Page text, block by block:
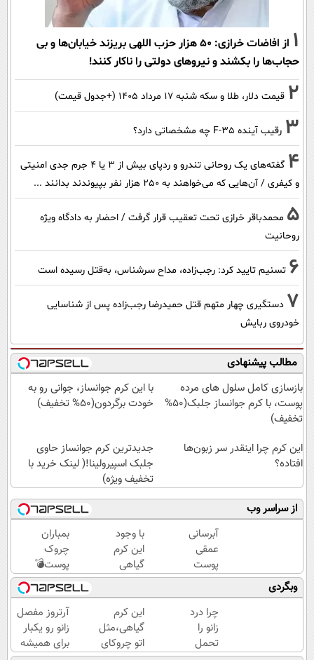
1
از افاضات خرازی: ۵۰ هزار حزب اللهی بریزند خیابان‌ها و بی
حجاب‌ها را بکشند و نیرو‌های دولتی را ناکار کنند!
2 قیمت دلار، طلا و سکه شنبه ۱۷ مرداد ۱۴۰۵ (+جدول قیمت)
3 رقیب آینده F-35 چه مشخصاتی دارد؟
4
گفته‌های یک روحانی تندرو و ردپای بیش از ۳ یا ۴ جرم جدی امنیتی
و کیفری / آن‌هایی که می‌خواهند به ۲۵۰ هزار نفر بپیوندند بدانند ...
5 محمدباقر خرازی تحت تعقیب قرار گرفت / احضار به دادگاه ویژه
روحانیت
6 تسنیم تایید کرد: رجب‌زاده، مداح سرشناس، به‌قتل رسیده است
7 دستگیری چهار متهم قتل حمیدرضا رجب‌زاده پس از شناسایی
خودروی ربایش
مطالب پیشنهادی
بازسازی کامل سلول های مرده
پوست، با کرم جوانساز جلبک(50%
تخفیف)
با این کرم جوانساز، جوانی رو به
خودت برگردون(50% تخفیف)
این کرم چرا اینقدر سر زبون‌ها
افتاده؟
جدیدترین کرم جوانساز حاوی
جلبک اسپیرولینا!( لینک خرید با
تخفیف ویژه)
از سراسر وب
آبرسانی
عمقی
پوست
در
تابستان
با کرم
جوانساز
آلمانی!
با وجود
این کرم
گیاهی
دیگه
دور
بوتاکس
خط
قرمز
بمباران
چروک
پوست💣
با
جوانساز
جلبک
(تخفیف
تاامشب)
وبگردی
چرا درد
زانو را
تحمل
این کرم
گیاهی،مثل
اتو چروکای
آرتروز مفصل
زانو رو یکبار
برای همیشه